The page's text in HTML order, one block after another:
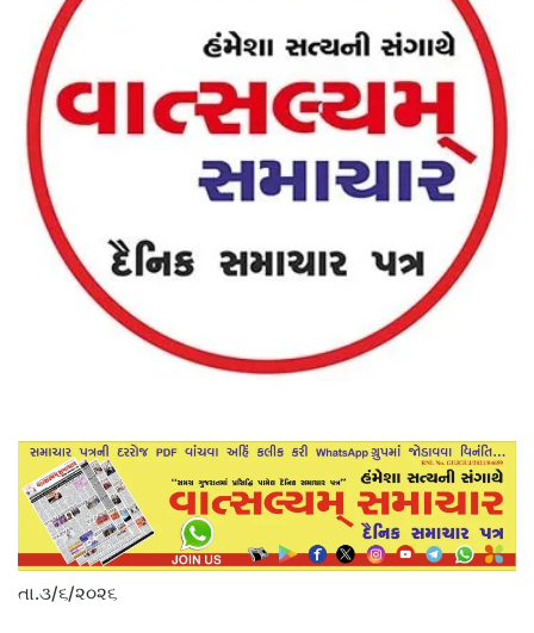
તા.૩/૬/૨૦૨૬